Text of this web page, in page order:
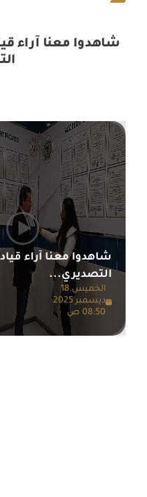
شاهدوا معنا آراء
شاهدوا معنا آراء
التصديري...
الخميس,18
ديسمبر 2025
08:50 ص